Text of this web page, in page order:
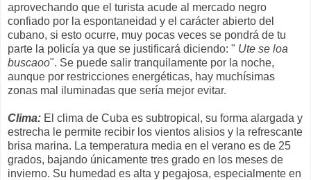
aprovechando que el turista acude al mercado negro
confiado por la espontaneidad y el carácter abierto del
cubano, si esto ocurre, muy pocas veces se pondrá de tu
parte la policía ya que se justificará diciendo: " Ute se loa
buscaoo". Se puede salir tranquilamente por la noche,
aunque por restricciones energéticas, hay muchísimas
zonas mal iluminadas que sería mejor evitar.
Clima: El clima de Cuba es subtropical, su forma alargada y
estrecha le permite recibir los vientos alisios y la refrescante
brisa marina. La temperatura media en el verano es de 25
grados, bajando únicamente tres grado en los meses de
invierno. Su humedad es alta y pegajosa, especialmente en